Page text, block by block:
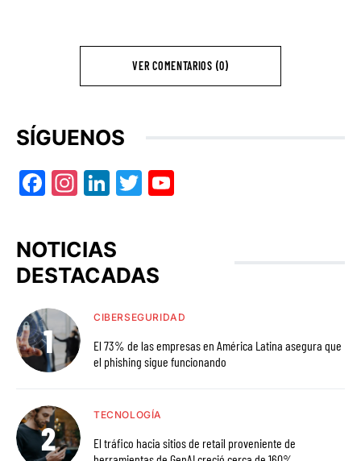
VER COMENTARIOS (0)
SÍGUENOS
Facebook
Instagram
LinkedIn
Twitter
NOTICIAS
DESTACADAS
CIBERSEGURIDAD
El 73% de las empresas en América Latina asegura que
el phishing sigue funcionando
TECNOLOGÍA
El tráfico hacia sitios de retail proveniente de